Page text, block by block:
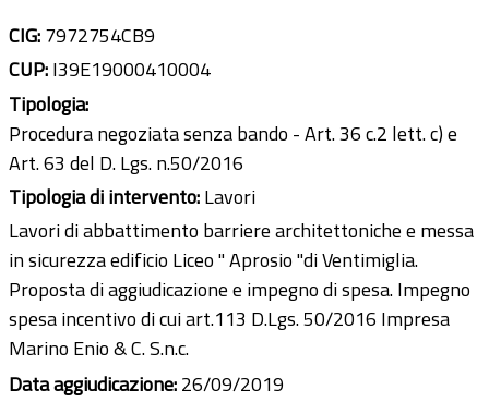
CIG:7972754CB9
CUP:I39E19000410004
Tipologia:
Procedura negoziata senza bando - Art. 36 c.2 lett. c) e
Art. 63 del D. Lgs. n.50/2016
Tipologia di intervento:Lavori
Lavori di abbattimento barriere architettoniche e messa
in sicurezza edificio Liceo " Aprosio "di Ventimiglia.
Proposta di aggiudicazione e impegno di spesa. Impegno
spesa incentivo di cui art.113 D.Lgs. 50/2016 Impresa
Marino Enio & C. S.n.c.
Data aggiudicazione:26/09/2019